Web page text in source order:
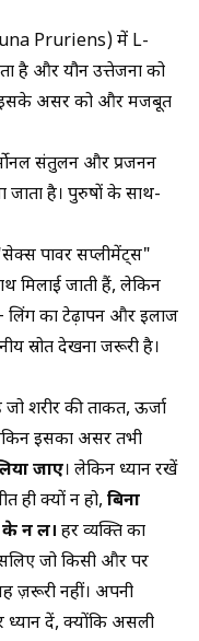
Pruriens) में L-
है और यौन उत्तेजना को
इसके असर को और मजबूत
संतुलन और प्रजनन
जाता है। पुरुषों के साथ-
पावर सप्लीमेंट्स"
मिलाई जाती हैं, लेकिन
लिंग का टेढ़ापन और इलाज
स्रोत देखना जरूरी है।
शरीर की ताकत, ऊर्जा
इसका असर तभी
जाए। लेकिन ध्यान रखें
ही क्यों न हो, बिना
के न लें। हर व्यक्ति का
जो किसी और पर
ज़रूरी नहीं। अपनी
दें, क्योंकि असली